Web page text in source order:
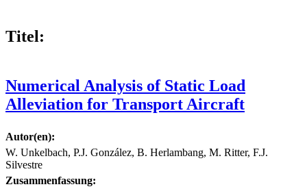
Titel:
Numerical Analysis of Static Load
Alleviation for Transport Aircraft
Autor(en):
W. Unkelbach, P.J. González, B. Herlambang, M. Ritter, F.J.
Silvestre
Zusammenfassung: